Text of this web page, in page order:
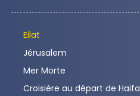
Eilat
Jérusalem
Mer Morte
Croisière au départ de Haifa